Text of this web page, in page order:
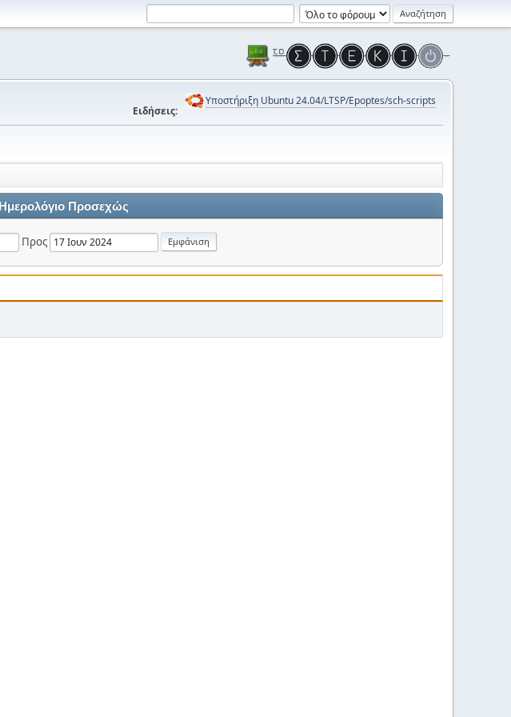
Ειδήσεις:
Υποστήριξη Ubuntu 24.04/LTSP/Epoptes/sch-scripts
Ημερολόγιο Προσεχώς
Προς